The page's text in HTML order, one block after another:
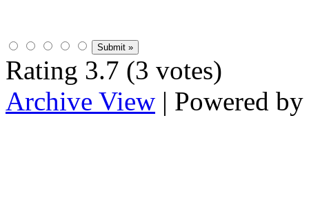
Rating 3.7 (3 votes)
Archive View | Powered